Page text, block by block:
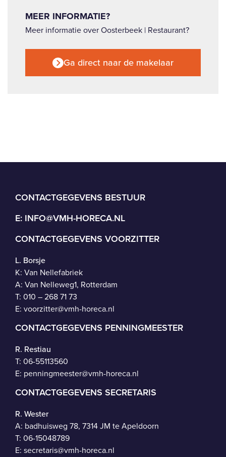
MEER INFORMATIE?
Meer informatie over Oosterbeek | Restaurant?
Ga direct naar de makelaar
CONTACTGEGEVENS BESTUUR
E: INFO@VMH-HORECA.NL
CONTACTGEGEVENS VOORZITTER
L. Borsje
K: Van Nellefabriek
A: Van Nelleweg1, Rotterdam
T: 010 – 268 71 73
E: voorzitter@vmh-horeca.nl
CONTACTGEGEVENS PENNINGMEESTER
R. Restiau
T: 06-55113560
E: penningmeester@vmh-horeca.nl
CONTACTGEGEVENS SECRETARIS
R. Wester
A: badhuisweg 78, 7314 JM te Apeldoorn
T: 06-15048789
E: secretaris@vmh-horeca.nl